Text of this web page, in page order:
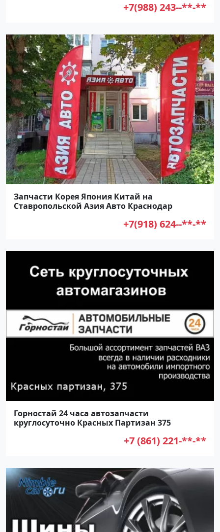
+7(988) 243--**-**
Запчасти Корея Япония Китай на
Ставропольской Азия Авто Краснодар
+7(918) 624--**-**
Горностай 24 часа автозапчасти
круглосуточно Красных Партизан 375
+7 (861) 221-**-**